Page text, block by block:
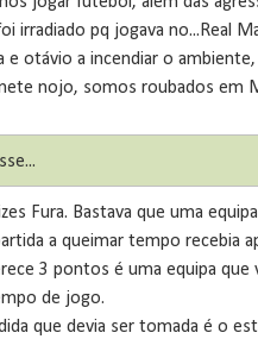
irradiado pq jogava no...Real
e otávio a incendiar o
nojo, somos roubados em
Fura. Bastava que uma
a queimar tempo recebia
3 pontos é uma equipa
de jogo.
que devia ser tomada é o